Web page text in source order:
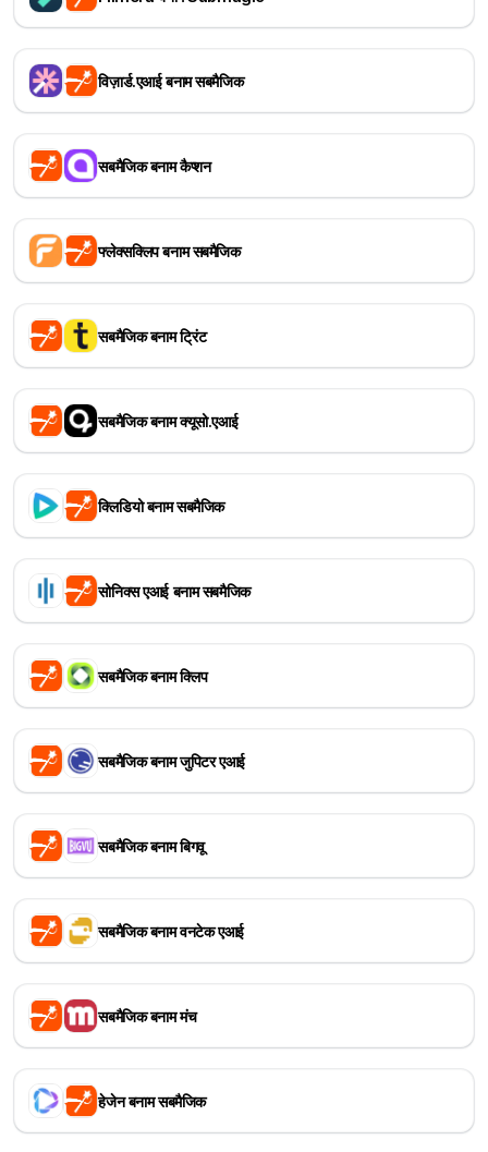
विज़ार्ड.एआई बनाम सबमैजिक
सबमैजिक बनाम कैप्शन
फ्लेक्सक्लिप बनाम सबमैजिक
सबमैजिक बनाम ट्रिंट
सबमैजिक बनाम क्यूसो.एआई
क्लिडियो बनाम सबमैजिक
सोनिक्स एआई बनाम सबमैजिक
सबमैजिक बनाम क्लिप
सबमैजिक बनाम जुपिटर एआई
सबमैजिक बनाम बिगवू
सबमैजिक बनाम वनटेक एआई
सबमैजिक बनाम मंच
हेजेन बनाम सबमैजिक